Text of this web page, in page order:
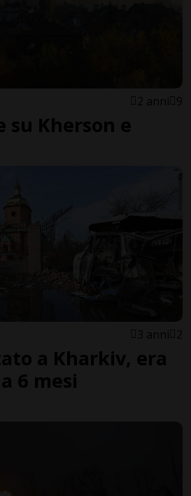
2 anni 9
su Kherson e
3 anni 2
a Kharkiv, era
6 mesi